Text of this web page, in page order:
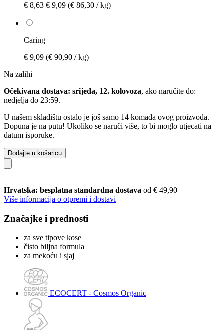
€ 8,63 € 9,09 (€ 86,30 / kg)
Caring
€ 9,09 (€ 90,90 / kg)
Na zalihi
Očekivana dostava: srijeda, 12. kolovoza, ako naručite do:
nedjelja do 23:59.
U našem skladištu ostalo je još samo 14 komada ovog proizvoda.
Dopuna je na putu! Ukoliko se naruči više, to bi moglo utjecati na
datum isporuke.
Dodajte u košaricu
Hrvatska: besplatna standardna dostava od € 49,90
Više informacija o otpremi i dostavi
Značajke i prednosti
za sve tipove kose
čisto biljna formula
za mekoću i sjaj
ECOCERT - Cosmos Organic